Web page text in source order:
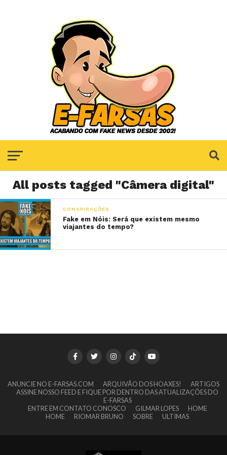
All posts tagged "Câmera digital"
CONSPIRAÇÕES
Fake em Nóis: Será que existem mesmo
viajantes do tempo?
ANUNCIE NO E-FARSAS.COM ARQUIVÃO DOS HOAXES!
ARTIGOS
ASSINE NOSSO FEED E FIQUE POR DENTRO DAS ATUALIZAÇÕES DO
E-FARSAS
ENTRE EM CONTATO CONOSCO
GILMAR LOPES
HOME
HOME
RIOMAR BRUNO SOBRE ULTIMAS